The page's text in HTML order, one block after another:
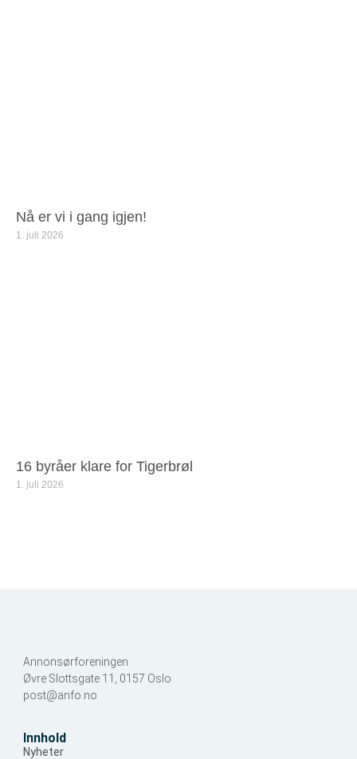
Nå er vi i gang igjen!
1. juli 2026
16 byråer klare for Tigerbrøl
1. juli 2026
Annonsørforeningen
Øvre Slottsgate 11, 0157 Oslo
post@anfo.no
Innhold
Nyheter